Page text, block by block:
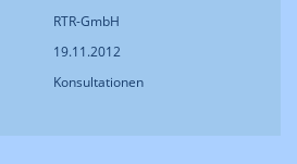
RTR-GmbH
19.11.2012
Konsultationen